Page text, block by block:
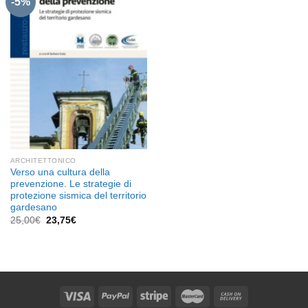
alla lista
dei
ARCHITETTONICO
Verso una cultura della
prevenzione. Le strategie di
protezione sismica del territorio
gardesano
25,00€ Il
23,75€Il